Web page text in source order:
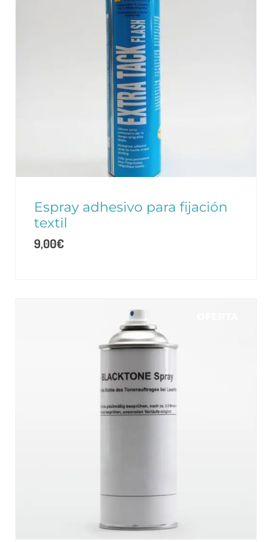
Espray adhesivo para fijación
textil
9,00€